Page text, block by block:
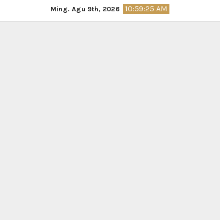
to
Ming. Agu 9th, 2026 10:59:26 AM